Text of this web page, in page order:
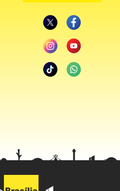
de 5 km, válida pelo
Aquáticas, liderado
etapa do circuito
14 etapas, com